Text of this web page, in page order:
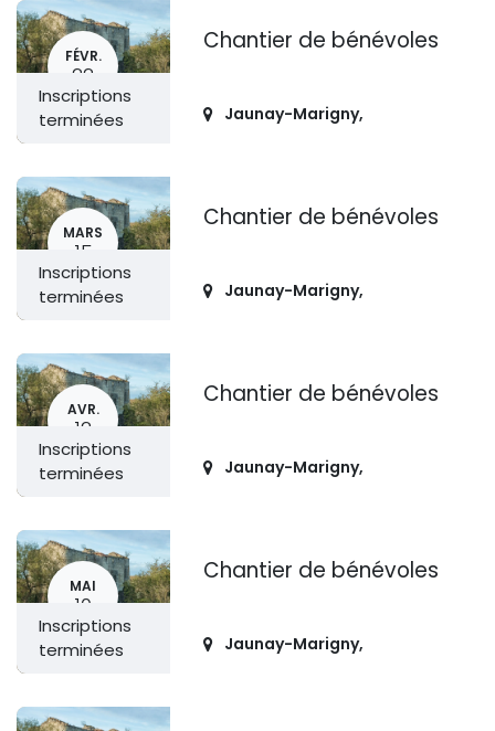
FÉVR.
22
Inscriptions
terminées
Chantier de bénévoles
Jaunay-Marigny,
MARS
15
Inscriptions
terminées
Chantier de bénévoles
Jaunay-Marigny,
AVR.
12
Inscriptions
terminées
Chantier de bénévoles
Jaunay-Marigny,
MAI
10
Inscriptions
terminées
Chantier de bénévoles
Jaunay-Marigny,